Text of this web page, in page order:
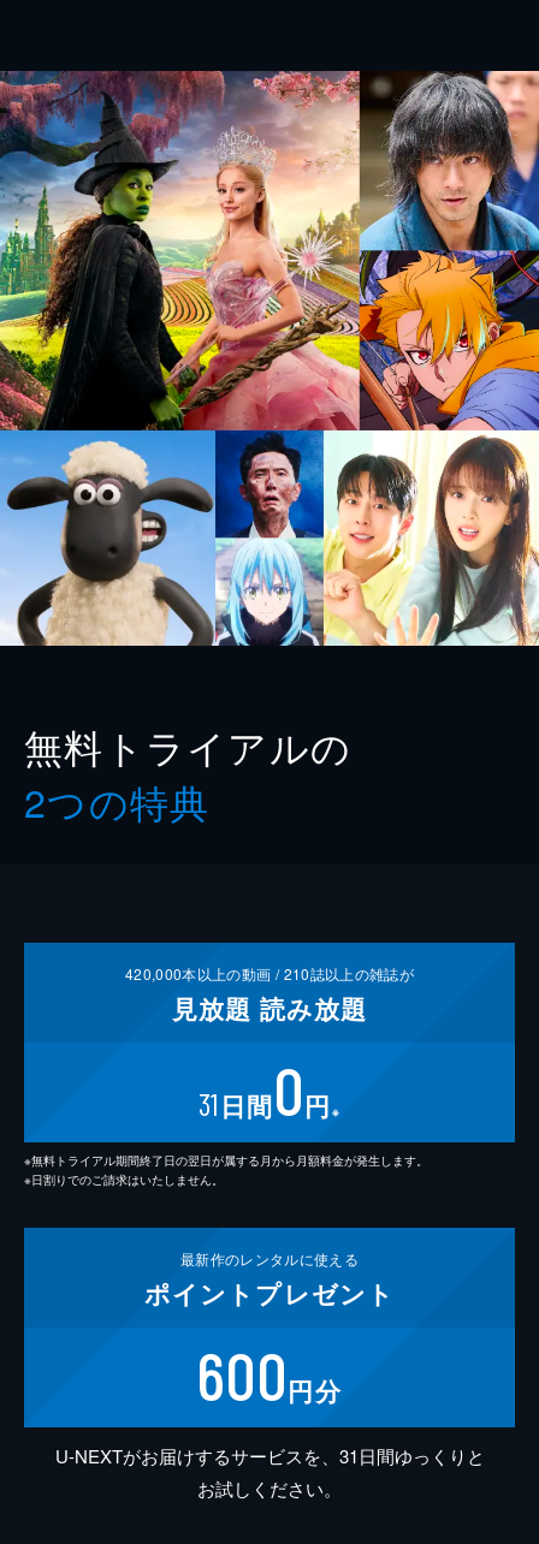
無料トライアルの
2つの特典
420,000本以上の動画 /210誌以上の雑誌が
見放題 読み放題
31 日間0円 ※
※無料トライアル期間終了日の翌日が属する月から月額料金が発生します。
※日割りでのご請求はいたしません。
最新作のレンタルに使える
ポイント プレゼント
600円分
U-NEXTがお届けするサービスを、31日間ゆっくりと
お試しください。